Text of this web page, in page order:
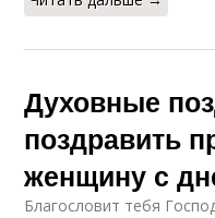
Духовные
поздравить
женщину с
Благословит тебя